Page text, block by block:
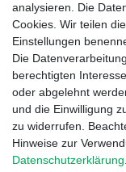
Informationen
Zahlung und Versand
Garantieerklärung
Info Reklamationen
Batteriegesetz
Vertrag widerrufen
analysieren. Die
Cookies. Wir teilen
Einstellungen
Die
berechtigten
oder abgelehnt
und die Einwilligung
zu widerrufen.
Hinweise zur
Daten­schutz­erklärung